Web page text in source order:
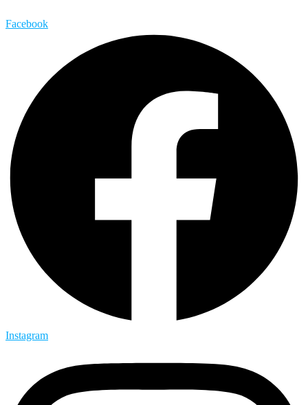
Facebook
Instagram